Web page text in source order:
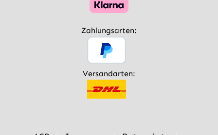
Zahlungsarten:
Versandarten: